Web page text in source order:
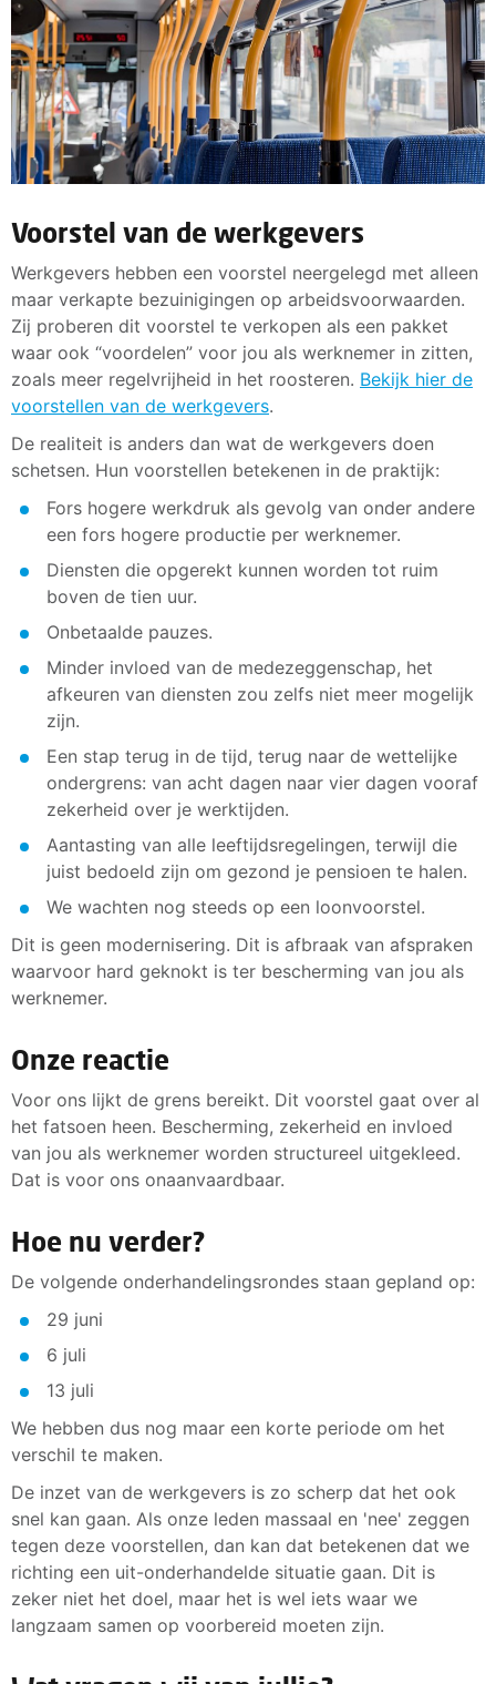
Voorstel van de werkgevers
Werkgevers hebben een voorstel neergelegd met alleen
maar verkapte bezuinigingen op arbeidsvoorwaarden.
Zij proberen dit voorstel te verkopen als een pakket
waar ook “voordelen” voor jou als werknemer in zitten,
zoals meer regelvrijheid in het roosteren. Bekijk hier de
voorstellen van de werkgevers.
De realiteit is anders dan wat de werkgevers doen
schetsen. Hun voorstellen betekenen in de praktijk:
Fors hogere werkdruk als gevolg van onder andere
een fors hogere productie per werknemer.
Diensten die opgerekt kunnen worden tot ruim
boven de tien uur.
Onbetaalde pauzes.
Minder invloed van de medezeggenschap, het
afkeuren van diensten zou zelfs niet meer mogelijk
zijn.
Een stap terug in de tijd, terug naar de wettelijke
ondergrens: van acht dagen naar vier dagen vooraf
zekerheid over je werktijden.
Aantasting van alle leeftijdsregelingen, terwijl die
juist bedoeld zijn om gezond je pensioen te halen.
We wachten nog steeds op een loonvoorstel.
Dit is geen modernisering. Dit is afbraak van afspraken
waarvoor hard geknokt is ter bescherming van jou als
werknemer.
Onze reactie
Voor ons lijkt de grens bereikt. Dit voorstel gaat over al
het fatsoen heen. Bescherming, zekerheid en invloed
van jou als werknemer worden structureel uitgekleed.
Dat is voor ons onaanvaardbaar.
Hoe nu verder?
De volgende onderhandelingsrondes staan gepland op:
29 juni
6 juli
13 juli
We hebben dus nog maar een korte periode om het
verschil te maken.
De inzet van de werkgevers is zo scherp dat het ook
snel kan gaan. Als onze leden massaal en 'nee' zeggen
tegen deze voorstellen, dan kan dat betekenen dat we
richting een uit-onderhandelde situatie gaan. Dit is
zeker niet het doel, maar het is wel iets waar we
langzaam samen op voorbereid moeten zijn.